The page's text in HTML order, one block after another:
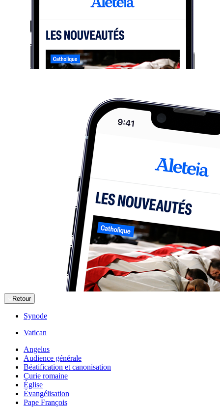
Retour
Synode
Vatican
Angelus
Audience générale
Béatification et canonisation
Curie romaine
Église
Évangélisation
Pape François